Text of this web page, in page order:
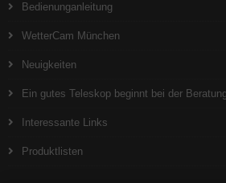
Bedienunganleitung
WetterCam München
Neuigkeiten
Ein gutes Teleskop beginnt bei der Beratung
Interessante Links
Produktlisten